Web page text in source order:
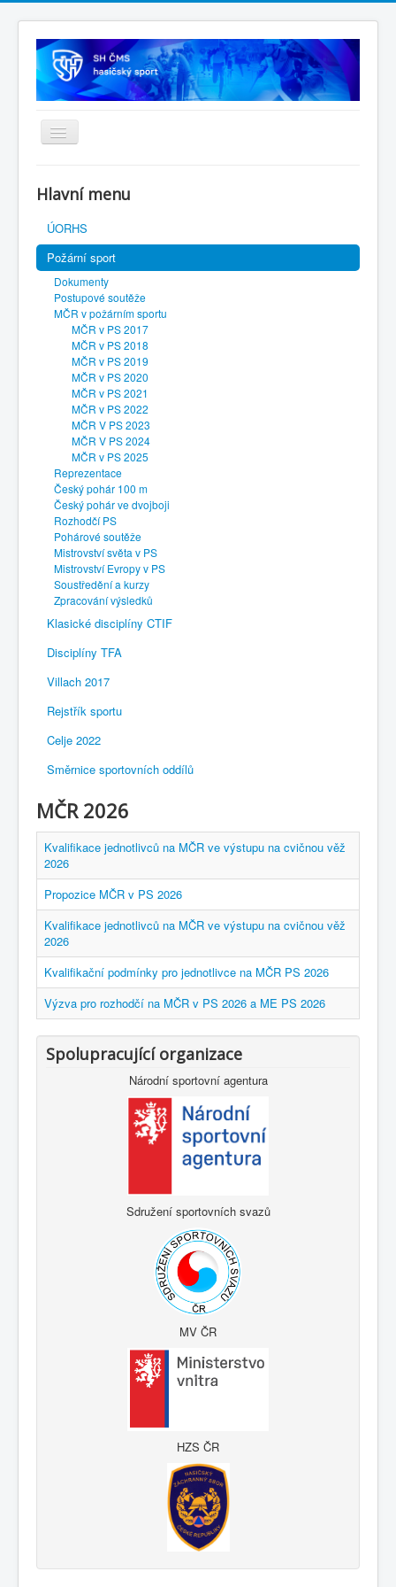
SH ČMS
Hlavní menu
ÚORHS
Požární sport
Dokumenty
Postupové soutěže
MČR v požárním sportu
MČR v PS 2017
MČR v PS 2018
MČR v PS 2019
MČR v PS 2020
MČR v PS 2021
MČR v PS 2022
MČR V PS 2023
MČR V PS 2024
MČR v PS 2025
Reprezentace
Český pohár 100 m
Český pohár ve dvojboji
Rozhodčí PS
Pohárové soutěže
Mistrovství světa v PS
Mistrovství Evropy v PS
Soustředění a kurzy
Zpracování výsledků
Klasické disciplíny CTIF
Disciplíny TFA
Villach 2017
Rejstřík sportu
Celje 2022
Směrnice sportovních oddílů
MČR 2026
Kvalifikace jednotlivců na MČR ve výstupu na cvičnou věž
2026
Propozice MČR v PS 2026
Kvalifikace jednotlivců na MČR ve výstupu na cvičnou věž
2026
Kvalifikační podmínky pro jednotlivce na MČR PS 2026
Výzva pro rozhodčí na MČR v PS 2026 a ME PS 2026
Spolupracující organizace
Národní sportovní agentura
Sdružení sportovních svazů
MV ČR
HZS ČR